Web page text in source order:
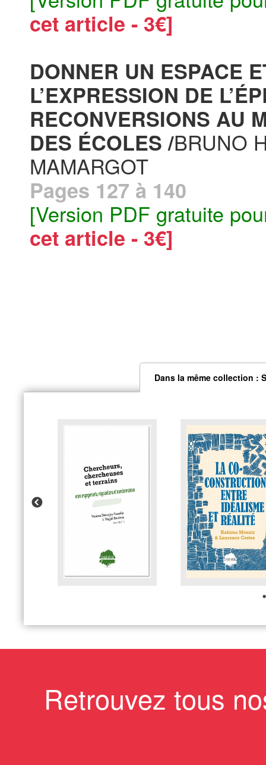
cet article - 3€]
DONNER UN ESPACE
L’EXPRESSION DE
RECONVERSIONS AU
DES ÉCOLES /BRUNO
MAMARGOT
Pages 127 à 140
[Version PDF gratuite
cet article - 3€]
Dans la même collection :
Retrouvez tous